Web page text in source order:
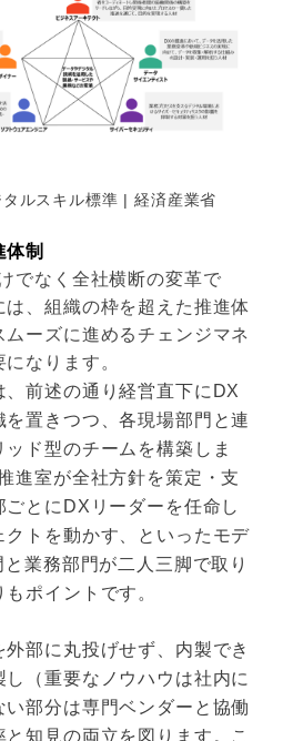
タルスキル標準 | 経済産業省
体制
でなく全社横断の変革で
は、組織の枠を超えた推進体
ムーズに進めるチェンジマネ
なります。
、前述の通り経営直下にDX
を置きつつ、各現場部門と連
ド型のチームを構築しま
進室が全社方針を策定・支
ごとにDXリーダーを任命し
クトを動かす、といったモデ
業務部門が二人三脚で取り
ポイントです。
外部に丸投げせず、内製でき
し（重要なノウハウは社内に
い部分は専門ベンダーと協働
知見の両立を図ります。こ